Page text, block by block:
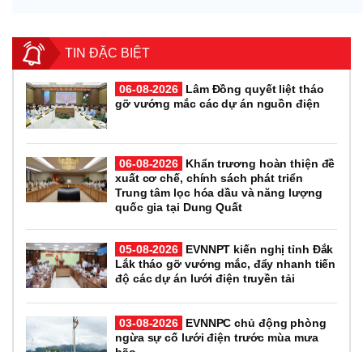
TIN ĐẶC BIỆT
06-08-2026
Lâm Đồng quyết liệt tháo
gỡ vướng mắc các dự án nguồn điện
06-08-2026
Khẩn trương hoàn thiện đề
xuất cơ chế, chính sách phát triển
Trung tâm lọc hóa dầu và năng lượng
quốc gia tại Dung Quất
05-08-2026
EVNNPT kiến nghị tỉnh Đắk
Lắk tháo gỡ vướng mắc, đẩy nhanh tiến
độ các dự án lưới điện truyền tải
03-08-2026
EVNNPC chủ động phòng
ngừa sự cố lưới điện trước mùa mưa